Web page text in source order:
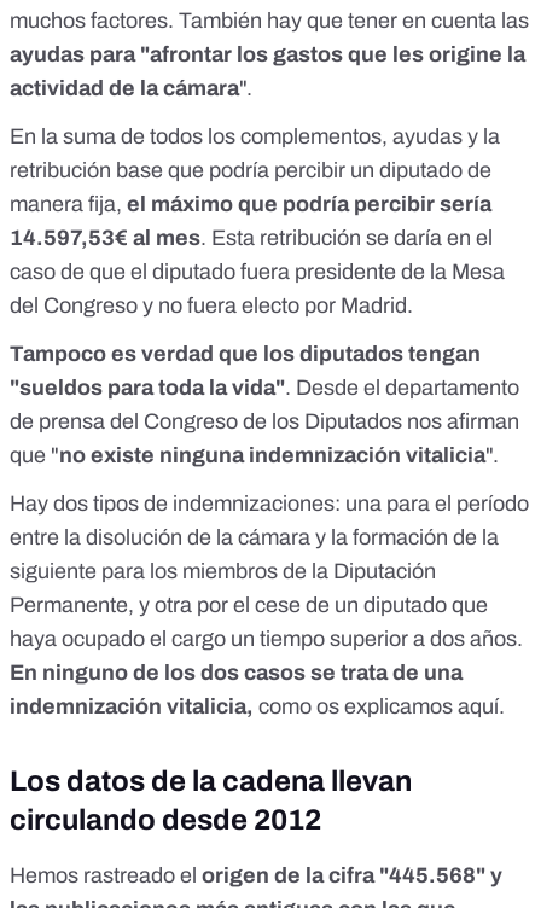
muchos factores. También hay que tener en cuenta las
ayudas para "afrontar los gastos que les origine la
actividad de la cámara".
En la suma de todos los complementos, ayudas y la
retribución base que podría percibir un diputado de
manera fija, el máximo que podría percibir sería
14.597,53€ al mes. Esta retribución se daría en el
caso de que el diputado fuera presidente de la Mesa
del Congreso y no fuera electo por Madrid.
Tampoco es verdad que los diputados tengan
"sueldos para toda la vida". Desde el departamento
de prensa del Congreso de los Diputados nos afirman
que "no existe ninguna indemnización vitalicia".
Hay dos tipos de indemnizaciones: una para el período
entre la disolución de la cámara y la formación de la
siguiente para los miembros de la Diputación
Permanente, y otra por el cese de un diputado que
haya ocupado el cargo un tiempo superior a dos años.
En ninguno de los dos casos se trata de una
indemnización vitalicia, como os explicamos aquí.
Los datos de la cadena llevan
circulando desde 2012
Hemos rastreado el origen de la cifra "445.568" y